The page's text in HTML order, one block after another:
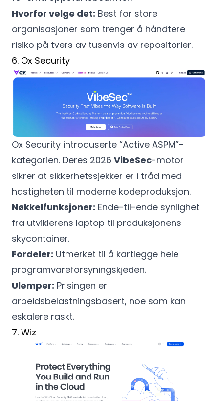
Hvorfor velge det: Best for store
organisasjoner som trenger å håndtere
risiko på tvers av tusenvis av repositorier.
6. Ox Security
Ox Security introduserte “Active ASPM”-
kategorien. Deres 2026 VibeSec-motor
sikrer at sikkerhetssjekker er i tråd med
hastigheten til moderne kodeproduksjon.
Nøkkelfunksjoner: Ende-til-ende synlighet
fra utviklerens laptop til produksjonens
skycontainer.
Fordeler: Utmerket til å kartlegge hele
programvareforsyningskjeden.
Ulemper: Prisingen er
arbeidsbelastningsbasert, noe som kan
eskalere raskt.
7. Wiz